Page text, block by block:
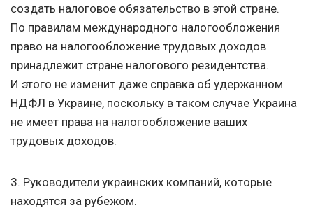
создать налоговое обязательство в этой стране.
По правилам международного налогообложения
право на налогообложение трудовых доходов
принадлежит стране налогового резидентства.
И этого не изменит даже справка об удержанном
НДФЛ в Украине, поскольку в таком случае Украина
не имеет права на налогообложение ваших
трудовых доходов.
3. Руководители украинских компаний, которые
находятся за рубежом.